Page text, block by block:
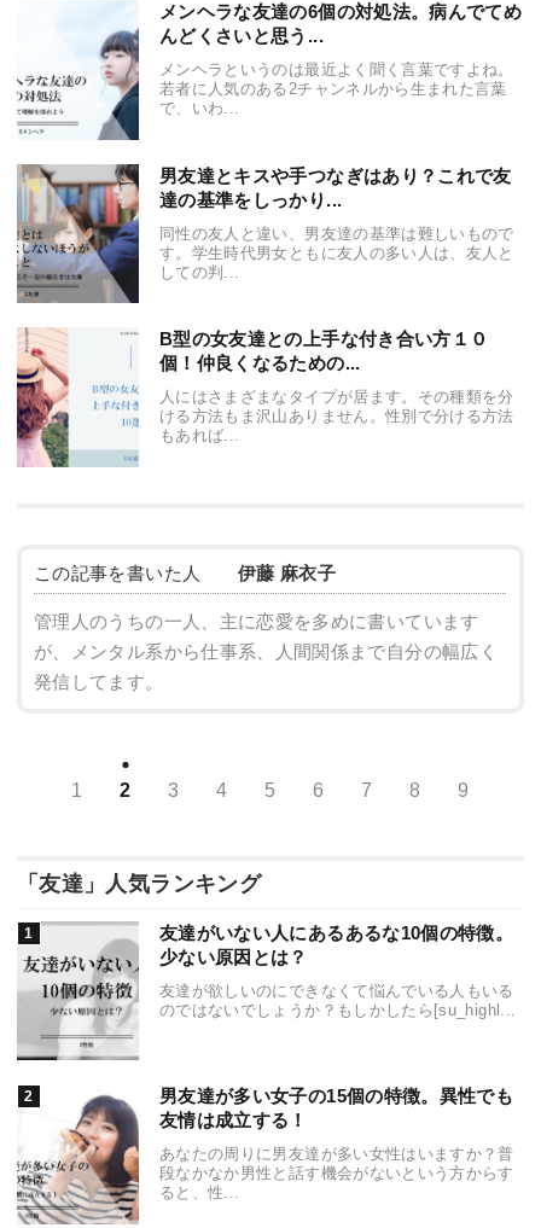
メンヘラな友達の6個の対処法。病んでてめ
んどくさいと思う...
メンヘラというのは最近よく聞く言葉ですよね。
若者に人気のある2チャンネルから生まれた言葉
で、いわ...
男友達とキスや手つなぎはあり？これで友
達の基準をしっかり...
同性の友人と違い、男友達の基準は難しいもので
す。学生時代男女ともに友人の多い人は、友人と
しての判...
B型の女友達との上手な付き合い方１０
個！仲良くなるための...
人にはさまざまなタイプが居ます。その種類を分
ける方法もま沢山ありません。性別で分ける方法
もあれば...
この記事を書いた人 伊藤 麻衣子
管理人のうちの一人、主に恋愛を多めに書いています
が、メンタル系から仕事系、人間関係まで自分の幅広く
発信してます。
1 2 3 4 5 6 7 8 9
「友達」人気ランキング
友達がいない人にあるあるな10個の特徴。
少ない原因とは？
友達が欲しいのにできなくて悩んでいる人もいる
のではないでしょうか？もしかしたら[su_highl...
男友達が多い女子の15個の特徴。異性でも
友情は成立する！
あなたの周りに男友達が多い女性はいますか？普
段なかなか男性と話す機会がないという方からす
ると、性...